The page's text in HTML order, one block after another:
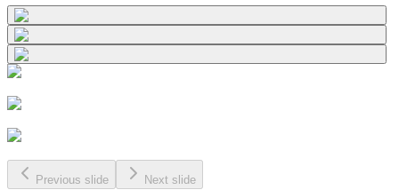
Previous slide Next slide